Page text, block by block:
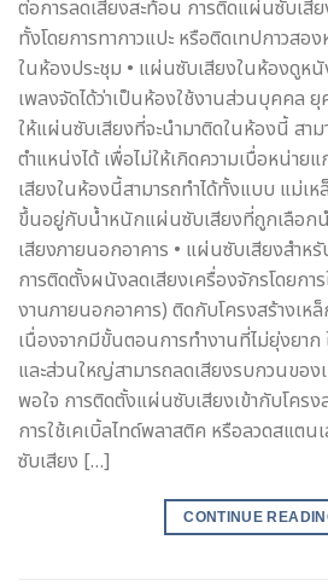
ต่อการลดเสียงสะท้อน การติดแผ่นซับเสี
ทั้งโดยการทากาวแปะ หรือติดเทปกาวส
ในห้องประชุม • แผ่นซับเสียงในห้องดูห
เพลงจัดได้ว่าเป็นห้องใช้งานส่วนบุคคล
ให้แผ่นซับเสียงที่จะนำมาติดในห้องนี้ สา
ตำแหน่งได้ เพื่อไม่ให้เกิดความเบื่อหน่า
เสียงในห้องนี้สามารถทำได้ทั้งแบบ แม่เห
ขึ้นอยู่กับน้ำหนักแผ่นซับเสียงที่ถูกเลือก
เสียงภายนอกอาคาร • แผ่นซับเสียงสำห
การติดตั้งผนังลดเสียงเครื่องจักรโดยกา
งานภายนอกอาคาร) ติดกับโครงสร้างเ
เนื่องจากมีขั้นตอนการทำงานที่ไม่ยุ่งยา
และส่วนใหญ่สามารถลดเสียงรบกวนขอ
พอใจ การติดตั้งแผ่นซับเสียงเข้ากับโครง
การใช้เคเบิ้ลไทด์พลาสติค หรือลวดสแต
ซับเสียง […]
CONTINUE